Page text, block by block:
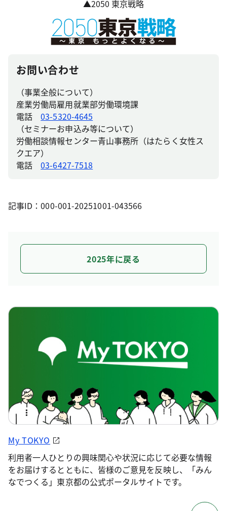
▲2050 東京戦略
お問い合わせ
（事業全般について）
産業労働局雇用就業部労働環境課
電話03-5320-4645
（セミナーお申込み等について）
労働相談情報センター青山事務所（はたらく女性ス
クエア）
電話03-6427-7518
記事ID：000-001-20251001-043566
2025年に戻る
My TOKYO
利用者一人ひとりの興味関心や状況に応じて必要な情報
をお届けするとともに、皆様のご意見を反映し、「みん
なでつくる」東京都の公式ポータルサイトです。